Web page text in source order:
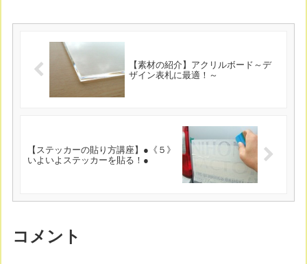
【素材の紹介】アクリルボード～デ
ザイン表札に最適！～
【ステッカーの貼り方講座】●《５》
いよいよステッカーを貼る！●
コメント